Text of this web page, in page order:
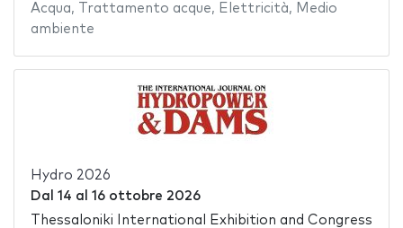
Acqua, Trattamento acque, Elettricità, Medio
ambiente
Hydro 2026
Dal 14 al 16 ottobre 2026
Thessaloniki International Exhibition and Congress